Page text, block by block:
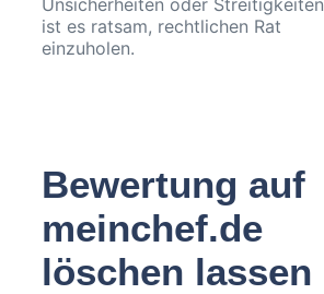
ist es ratsam, rechtlichen Rat
einzuholen.
Bewertung auf
meinchef.de
löschen lassen